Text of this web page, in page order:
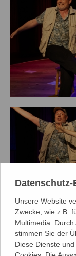
Termine
Unsere Website
Zwecke, wie z.B.
Multimedia.
stimmen Sie der
Diese Dienste